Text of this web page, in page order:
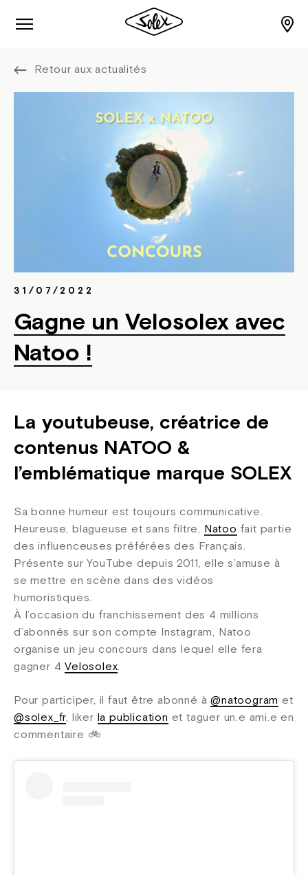
Retour aux actualités
31/07/2022
Gagne un Velosolex avec
Natoo !
La youtubeuse, créatrice de
contenus NATOO &
l’emblématique marque SOLEX
Sa bonne humeur est toujours communicative.
Heureuse, blagueuse et sans filtre,
Natoo fait partie
des influenceuses préférées des Français.
Présente sur YouTube depuis 2011, elle s’amuse à
se mettre en scène dans des vidéos
humoristiques.
À l’occasion du franchissement des 4 millions
d’abonnés sur son compte Instagram, Natoo
organise un jeu concours dans lequel elle fera
gagner 4 Velosolex.
Pour participer, il faut être abonné à@natoogram et
@solex_fr, liker la publication et taguer un.e ami.e en
commentaire 🚲